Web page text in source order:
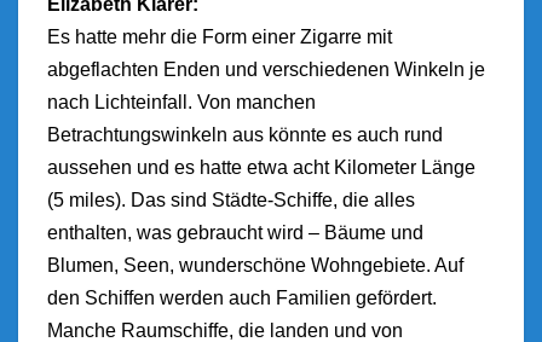
Elizabeth Klarer:
Es hatte mehr die Form einer Zigarre mit
abgeflachten Enden und verschiedenen Winkeln je
nach Lichteinfall. Von manchen
Betrachtungswinkeln aus könnte es auch rund
aussehen und es hatte etwa acht Kilometer Länge
(5 miles). Das sind Städte-Schiffe, die alles
enthalten, was gebraucht wird – Bäume und
Blumen, Seen, wunderschöne Wohngebiete. Auf
den Schiffen werden auch Familien gefördert.
Manche Raumschiffe, die landen und von